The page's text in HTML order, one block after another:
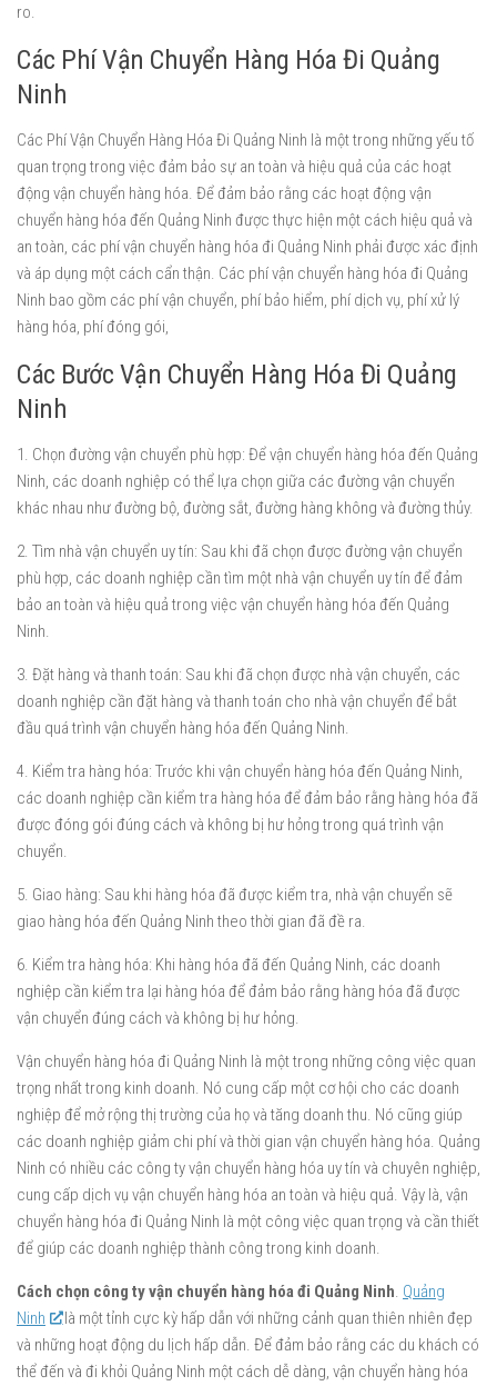
ro.
Các Phí Vận Chuyển Hàng Hóa Đi Quảng
Ninh
Các Phí Vận Chuyển Hàng Hóa Đi Quảng Ninh là một trong những yếu tố
quan trọng trong việc đảm bảo sự an toàn và hiệu quả của các hoạt
động vận chuyển hàng hóa. Để đảm bảo rằng các hoạt động vận
chuyển hàng hóa đến Quảng Ninh được thực hiện một cách hiệu quả và
an toàn, các phí vận chuyển hàng hóa đi Quảng Ninh phải được xác định
và áp dụng một cách cẩn thận. Các phí vận chuyển hàng hóa đi Quảng
Ninh bao gồm các phí vận chuyển, phí bảo hiểm, phí dịch vụ, phí xử lý
hàng hóa, phí đóng gói,
Các Bước Vận Chuyển Hàng Hóa Đi Quảng
Ninh
1. Chọn đường vận chuyển phù hợp: Để vận chuyển hàng hóa đến Quảng
Ninh, các doanh nghiệp có thể lựa chọn giữa các đường vận chuyển
khác nhau như đường bộ, đường sắt, đường hàng không và đường thủy.
2. Tìm nhà vận chuyển uy tín: Sau khi đã chọn được đường vận chuyển
phù hợp, các doanh nghiệp cần tìm một nhà vận chuyển uy tín để đảm
bảo an toàn và hiệu quả trong việc vận chuyển hàng hóa đến Quảng
Ninh.
3. Đặt hàng và thanh toán: Sau khi đã chọn được nhà vận chuyển, các
doanh nghiệp cần đặt hàng và thanh toán cho nhà vận chuyển để bắt
đầu quá trình vận chuyển hàng hóa đến Quảng Ninh.
4. Kiểm tra hàng hóa: Trước khi vận chuyển hàng hóa đến Quảng Ninh,
các doanh nghiệp cần kiểm tra hàng hóa để đảm bảo rằng hàng hóa đã
được đóng gói đúng cách và không bị hư hỏng trong quá trình vận
chuyển.
5. Giao hàng: Sau khi hàng hóa đã được kiểm tra, nhà vận chuyển sẽ
giao hàng hóa đến Quảng Ninh theo thời gian đã đề ra.
6. Kiểm tra hàng hóa: Khi hàng hóa đã đến Quảng Ninh, các doanh
nghiệp cần kiểm tra lại hàng hóa để đảm bảo rằng hàng hóa đã được
vận chuyển đúng cách và không bị hư hỏng.
Vận chuyển hàng hóa đi Quảng Ninh là một trong những công việc quan
trọng nhất trong kinh doanh. Nó cung cấp một cơ hội cho các doanh
nghiệp để mở rộng thị trường của họ và tăng doanh thu. Nó cũng giúp
các doanh nghiệp giảm chi phí và thời gian vận chuyển hàng hóa. Quảng
Ninh có nhiều các công ty vận chuyển hàng hóa uy tín và chuyên nghiệp,
cung cấp dịch vụ vận chuyển hàng hóa an toàn và hiệu quả. Vậy là, vận
chuyển hàng hóa đi Quảng Ninh là một công việc quan trọng và cần thiết
để giúp các doanh nghiệp thành công trong kinh doanh.
Cách chọn công ty vận chuyển hàng hóa đi Quảng Ninh. Quảng
Ninh
là một tỉnh cực kỳ hấp dẫn với những cảnh quan thiên nhiên đẹp
và những hoạt động du lịch hấp dẫn. Để đảm bảo rằng các du khách có
thể đến và đi khỏi Quảng Ninh một cách dễ dàng, vận chuyển hàng hóa